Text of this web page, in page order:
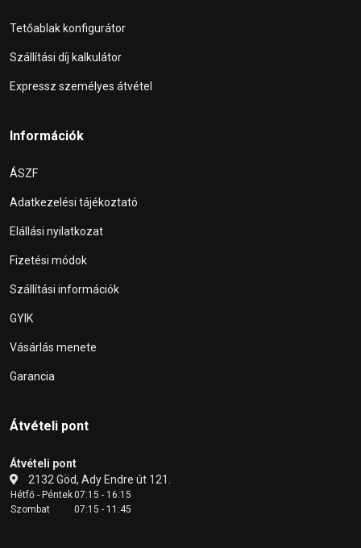
Tetőablak konfigurátor
Szállítási díj kalkulátor
Expressz személyes átvétel
Információk
ÁSZF
Adatkezelési tájékoztató
Elállási nyilatkozat
Fizetési módok
Szállítási információk
GYIK
Vásárlás menete
Garancia
Átvételi pont
Átvételi pont
2132 Göd, Ady Endre út 121.
Hétfő - Péntek07:15 - 16:15
Szombat
07:15 - 11:45